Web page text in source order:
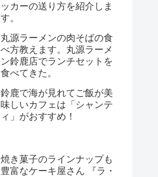
ッカーの送り方を紹介しま
す。
丸源ラーメンの肉そばの食
べ方教えます。丸源ラーメ
ン鈴鹿店でランチセットを
食べてきた。
鈴鹿で海が見れてご飯が美
味しいカフェは「シャンテ
ィ」がおすすめ！
焼き菓子のラインナップも
豊富なケーキ屋さん 『ラ・